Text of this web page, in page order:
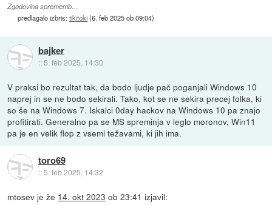
Zgodovina sprememb…
predlagalo izbris:tikitoki(6. feb 2025 ob 09:04)
bajker
:: 5. feb 2025, 14:30
V praksi bo rezultat tak, da bodo ljudje pač poganjali Windows 10
naprej in se ne bodo sekirali. Tako, kot se ne sekira precej folka, ki
so še na Windows 7. Iskalci 0day hackov na Windows 10 pa znajo
profitirati. Generalno pa se MS spreminja v leglo moronov, Win11
pa je en velik flop z vsemi težavami, ki jih ima.
toro69
::5. feb 2025, 14:32
mtosev je že 14. okt 2023 ob 23:41 izjavil: